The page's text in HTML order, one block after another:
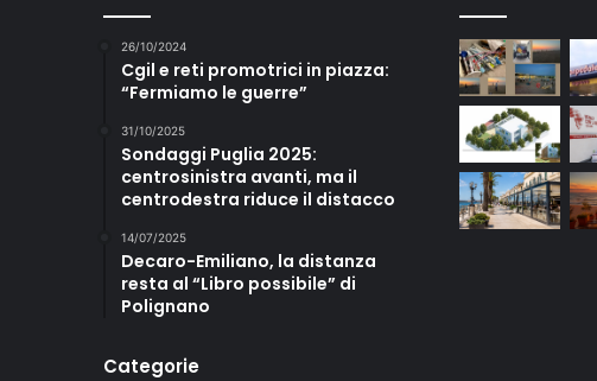
26/10/2024
Cgil e reti promotrici in piazza:
“Fermiamo le guerre”
31/10/2025
Sondaggi Puglia 2025:
centrosinistra avanti, ma il
centrodestra riduce il distacco
14/07/2025
Decaro-Emiliano, la distanza
resta al “Libro possibile” di
Polignano
Categorie